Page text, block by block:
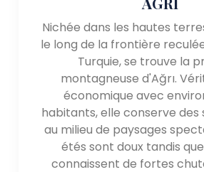
En résumé, l'Anatolie orientale est
captivante en Turquie qui offre
beauté naturelle, historique des
patrimoine culturel. Des
mont Ararat aux ruines antiques
sereines du lac de Van, la région
variée d'expériences aux
d'explorer des sites historiques,
activités de plein air ou de
Nichée dans les hautes
le long de la frontière
Turquie, se trouve la
montagneuse d'Ağrı.
économique avec
habitants, elle conserve des
au milieu de paysages
étés sont doux tandis
connaissent de fortes